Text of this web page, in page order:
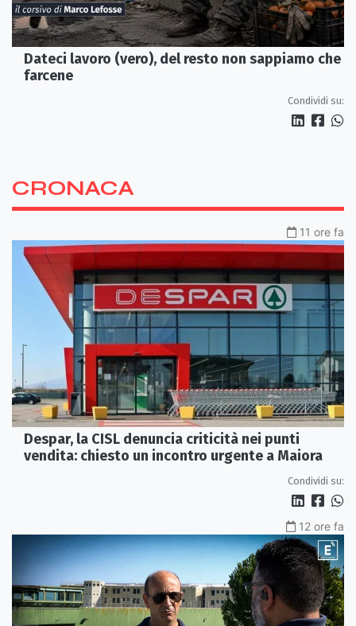
Dateci lavoro (vero), del resto non sappiamo che
farcene
Condividi su:
CRONACA
11 ore fa
Despar, la CISL denuncia criticità nei punti
vendita: chiesto un incontro urgente a Maiora
Condividi su:
12 ore fa